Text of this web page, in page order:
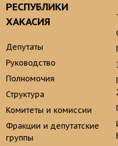
РЕСПУБЛИКИ
ХАКАСИЯ
Депутаты
Руководство
Полномочия
Структура
Комитеты и комиссии
Фракции и депутатские
группы